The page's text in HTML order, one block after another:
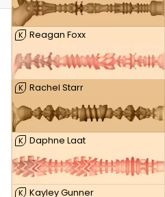
K Reagan Foxx
K Rachel Starr
K Daphne Laat
K Kayley Gunner